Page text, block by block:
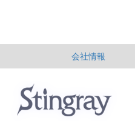
会社情報